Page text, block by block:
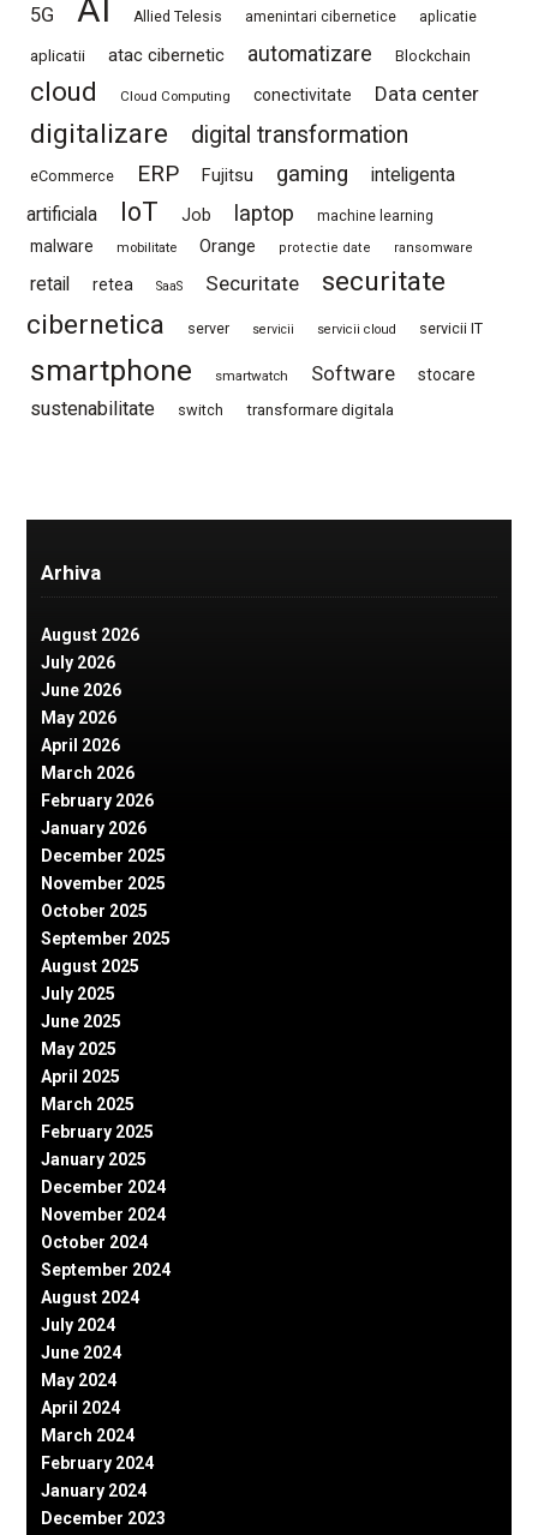
5G AI Allied Telesis amenintari cibernetice aplicatie
aplicatii atac cibernetic automatizare Blockchain
cloud Cloud Computing conectivitate Data center
digitalizare digital transformation
eCommerce ERP Fujitsu gaming
inteligenta
artificiala
IoT Job laptop machine learning
malware mobilitate Orange protectie date ransomware
retail retea SaaS Securitate
securitate
cibernetica
server servicii servicii cloud servicii IT
smartphone smartwatch Software stocare
sustenabilitate switch transformare digitala
Arhiva
August 2026
July 2026
June 2026
May 2026
April 2026
March 2026
February 2026
January 2026
December 2025
November 2025
October 2025
September 2025
August 2025
July 2025
June 2025
May 2025
April 2025
March 2025
February 2025
January 2025
December 2024
November 2024
October 2024
September 2024
August 2024
July 2024
June 2024
May 2024
April 2024
March 2024
February 2024
January 2024
December 2023